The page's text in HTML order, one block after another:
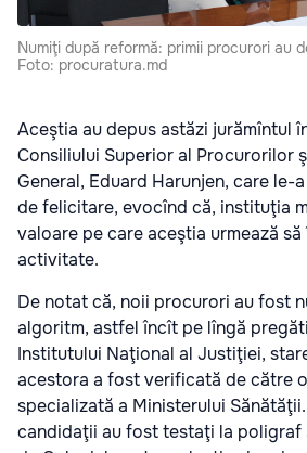
Numiţi după reformă: primii procurori au
Foto: procuratura.md
Aceştia au depus astăzi jurămîntul
Consiliului Superior al Procurorilor
General, Eduard Harunjen, care le-
de felicitare, evocînd că, instituţia
valoare pe care aceştia urmează
activitate.
De notat că, noii procurori au fost
algoritm, astfel încît pe lîngă
Institutului Naţional al Justiţiei,
acestora a fost verificată de către
specializată a Ministerului
candidaţii au fost testaţi la poligraf